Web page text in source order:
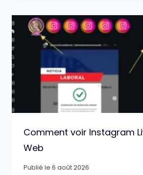
Comment voir Instagram
Web
Publié le 6 août 2026